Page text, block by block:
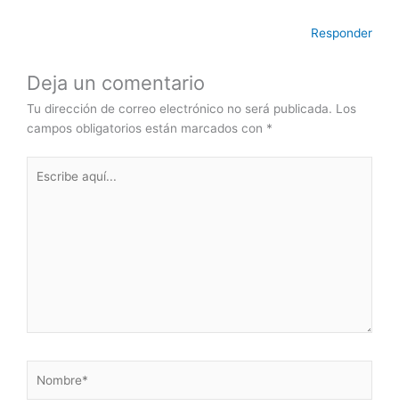
Responder
Deja un comentario
Tu dirección de correo electrónico no será publicada. Los
campos obligatorios están marcados con *
aquí...